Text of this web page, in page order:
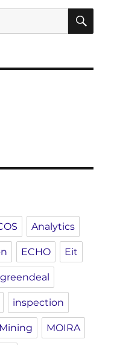
Analytics
ECHO Eit
greendeal
inspection
Mining MOIRA